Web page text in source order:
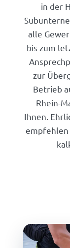
in der
alle
bis zum
zur
Betrieb
Rhein-
Ihnen.
empfehlen